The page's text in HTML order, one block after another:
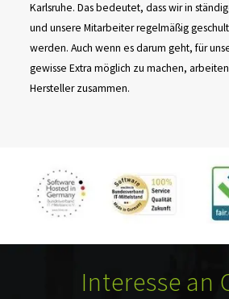
Karlsruhe. Das bedeutet, dass wir in
und unsere Mitarbeiter regelmäßig
werden. Auch wenn es darum geht, für
gewisse Extra möglich zu machen,
Hersteller zusammen.
Interesse an